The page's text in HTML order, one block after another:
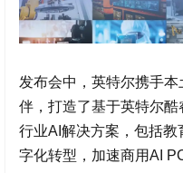
发布会中，英特尔携手
伴，打造了基于英特尔
行业AI解决方案，包括
字化转型，加速商用AI